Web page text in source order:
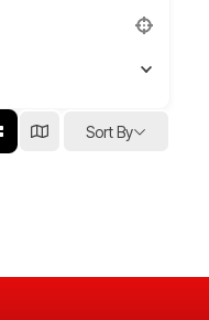
Sort By